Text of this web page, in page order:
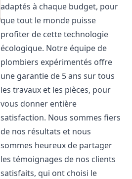
adaptés à chaque budget, pour
que tout le monde puisse
profiter de cette technologie
écologique. Notre équipe de
plombiers expérimentés offre
une garantie de 5 ans sur tous
les travaux et les pièces, pour
vous donner entière
satisfaction. Nous sommes fiers
de nos résultats et nous
sommes heureux de partager
les témoignages de nos clients
satisfaits, qui ont choisi le